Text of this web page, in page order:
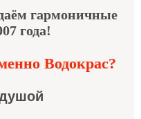
гармоничные
года!
Водокрас?